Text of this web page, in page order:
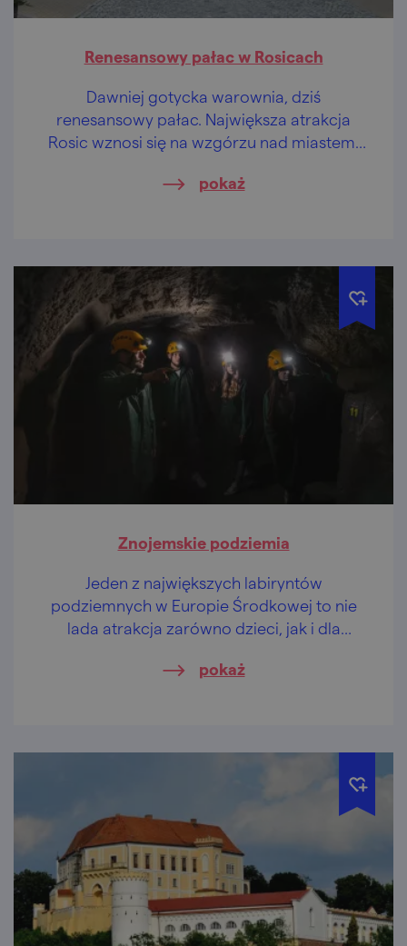
Renesansowy pałac w Rosicach
Dawniej gotycka warownia, dziś
renesansowy pałac. Największa atrakcja
Rosic wznosi się na wzgórzu nad miastem.
schron przeciwatomowy.
pokaż
Znojemskie podziemia
Jeden z największych labiryntów
podziemnych w Europie Środkowej to nie
lada atrakcja zarówno dzieci, jak i dla
pokaż